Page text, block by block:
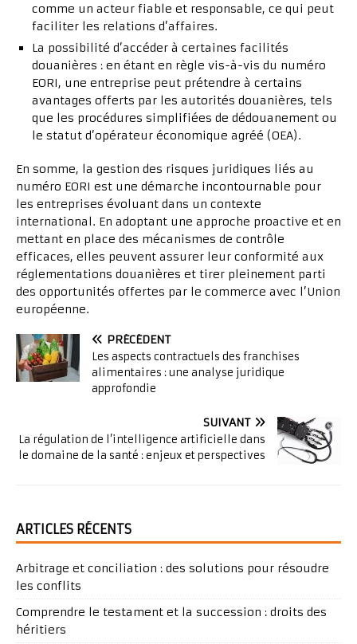
comme un acteur fiable et responsable, ce qui peut
faciliter les relations d’affaires.
La possibilité d’accéder à certaines facilités
douanières : en étant en règle vis-à-vis du numéro
EORI, une entreprise peut prétendre à certains
avantages offerts par les autorités douanières, tels
que les procédures simplifiées de dédouanement ou
le statut d’opérateur économique agréé (OEA).
En somme, la gestion des risques juridiques liés au
numéro EORI est une démarche incontournable pour
les entreprises évoluant dans un contexte
international. En adoptant une approche proactive et en
mettant en place des mécanismes de contrôle
efficaces, elles peuvent assurer leur conformité aux
réglementations douanières et tirer pleinement parti
des opportunités offertes par le commerce avec l’Union
européenne.
PRÉCÉDENT
Les aspects contractuels des franchises
alimentaires : une analyse juridique
approfondie
SUIVANT
La régulation de l’intelligence artificielle dans
le domaine de la santé : enjeux et perspectives
ARTICLES RÉCENTS
Arbitrage et conciliation : des solutions pour résoudre
les conflits
Comprendre le testament et la succession : droits des
héritiers